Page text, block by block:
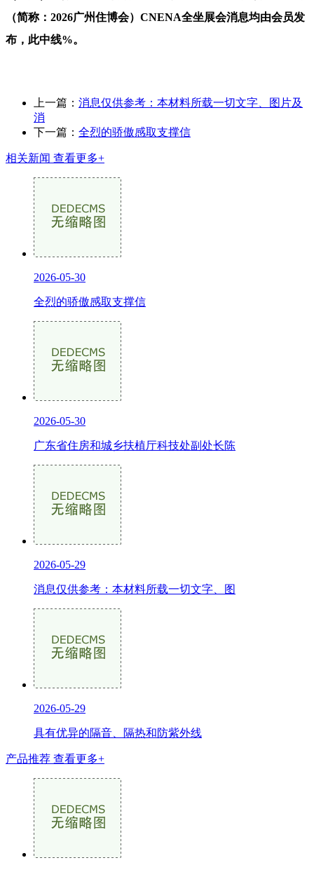
（简称：2026广州住博会）CNENA全坐展会消息均由会员发
布，此中线%。
上一篇： 消息仅供参考：本材料所载一切文字、图片及
消
下一篇： 全烈的骄傲感取支撑信
相关新闻 查看更多+
2026-05-30
全烈的骄傲感取支撑信
2026-05-30
广东省住房和城乡扶植厅科技处副处长陈
2026-05-29
消息仅供参考：本材料所载一切文字、图
2026-05-29
具有优异的隔音、隔热和防紫外线
产品推荐 查看更多+